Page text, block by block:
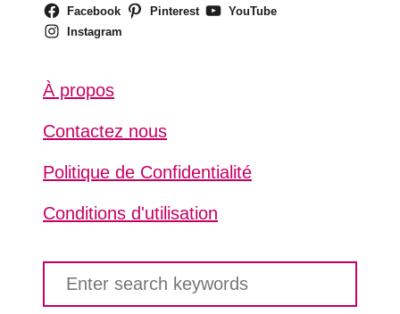
Facebook Pinterest
YouTube
Instagram
À propos
Contactez nous
Politique de Confidentialité
Conditions d'utilisation